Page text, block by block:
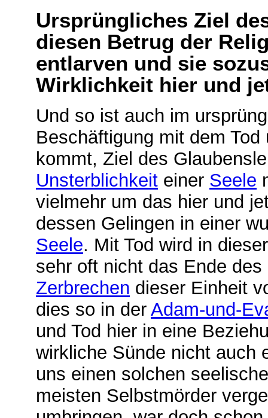
Ursprüngliches Ziel
diesen Betrug der
entlarven und sie
Wirklichkeit hier und
Und so ist auch im
Beschäftigung mit dem
kommt, Ziel des
Unsterblichkeit einer Seele
vielmehr um das hier und
dessen Gelingen in einer
Seele. Mit Tod wird in
sehr oft nicht das Ende
Zerbrechen dieser Einheit
dies so in der Adam-und-
und Tod hier in eine
wirkliche Sünde nicht auch
uns einen solchen
meisten Selbstmörder